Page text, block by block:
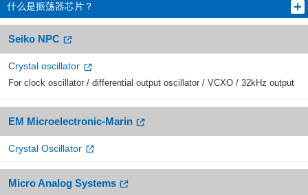
什么是振荡器芯片？
Seiko NPC
Crystal oscillator
For clock oscillator / differential output oscillator / VCXO / 32kHz output
EM Microelectronic-Marin
Crystal Oscillator
Micro Analog Systems